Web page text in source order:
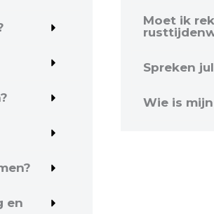
en
Moet ik
Spreken
Wie is